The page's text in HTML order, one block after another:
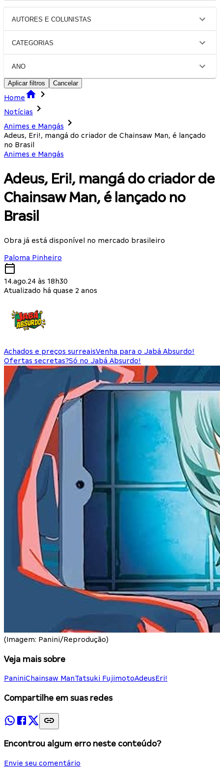
AUTORES E COLUNISTAS
CATEGORIAS
ANO
Aplicar filtros Cancelar
Home
Notícias
Animes e Mangás
Adeus, Eri!, mangá do criador de Chainsaw Man, é lançado
no Brasil
Animes e Mangás
Adeus, Eri!, mangá do criador de
Chainsaw Man, é lançado no
Brasil
Obra já está disponível no mercado brasileiro
Paloma Pinheiro
14.ago.24 às 18h30
Atualizado há quase 2 anos
Achados e preços surreaisVenha para o Jabá Absurdo!
Ofertas secretas?Só no Jabá Absurdo!
(Imagem: Panini/Reprodução)
Veja mais sobre
PaniniChainsaw ManTatsuki FujimotoAdeusEri!
Compartilhe em suas redes
Encontrou algum erro neste conteúdo?
Envie seu comentário